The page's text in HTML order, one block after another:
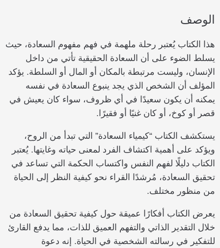
الوصف
هذا الكتاب يُعتبر رحلة ملهمة في فهم مفهوم السعادة، حيث
يسلط الضوء على أن السعادة الحقيقية تأتي من داخل
الإنسان، وليست مرتبطة بالمكان أو المال أو السلطة. يؤكد
المؤلف أن الشخص الذي يجد ينبوع السعادة في نفسه
يمكنه أن يكون سعيدًا في أي ظروف، سواء كان يعيش في
قصر أو كوخ، أو كان غنيًا أو فقيرًا.
يستكشف الكتاب “كيمياء السعادة” التي تبدأ من الروح،
ويؤكد على أهمية اكتشاف الفرد لمعنى حياته وغايتها. يُعتبر
الكتاب دليلًا لفهم النفس واكتساب الحكمة التي تساعد في
تحقيق السعادة، مُرشدًا القراء نحو كيفية النظر إلى الحياة
من منظور مختلف.
يعرض الكتاب أفكارًا عميقة حول كيفية تحقيق السعادة من
خلال التقدير الذاتي والتفهم العميق للذات، مما يدفع القارئ
للتفكير في رسالته الشخصية في الحياة. إنه دعوة